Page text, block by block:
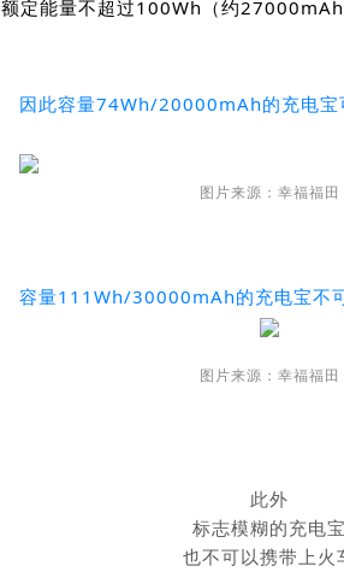
额定能量不超过100Wh（约27000mAh
因此容量74Wh/20000mAh的充电宝
图片来源：幸福福田
容量111Wh/30000mAh的充电宝不
图片来源：幸福福田
此外
标志模糊的充电宝
也不可以携带上火